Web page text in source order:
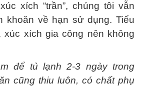
xích “trần”, chúng tôi vẫn
khoăn về hạn sử dụng. Tiểu
xúc xích gia công nên không
để tủ lạnh 2-3 ngày trong
cũng thiu luôn, có chất phụ